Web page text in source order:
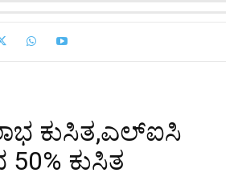
ಕುಸಿತ,ಎಲ್‌ಐಸಿ
50% ಕುಸಿತ